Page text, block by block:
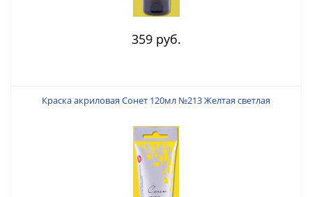
359 руб.
Краска акриловая Сонет 120мл №213 Желтая светлая